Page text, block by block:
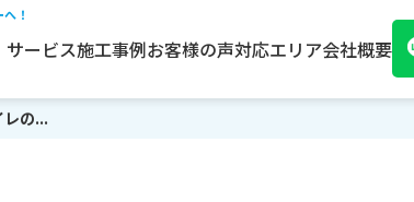
！
サービス施工事例お客様の声対応エリア会社概要
の...